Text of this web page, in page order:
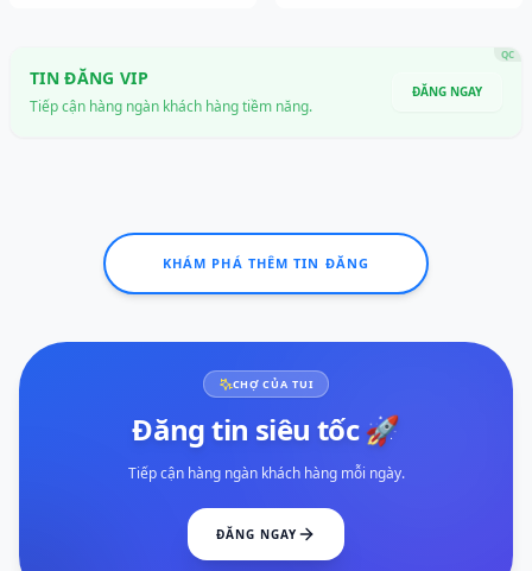
TIN ĐĂNG VIP
Tiếp cận hàng ngàn khách hàng tiềm năng.
ĐĂNG NGAY
QC
KHÁM PHÁ THÊM TIN ĐĂNG
CHỢ CỦA TUI
Đăng tin siêu tốc 🚀
Tiếp cận hàng ngàn khách hàng mỗi ngày.
ĐĂNG NGAY